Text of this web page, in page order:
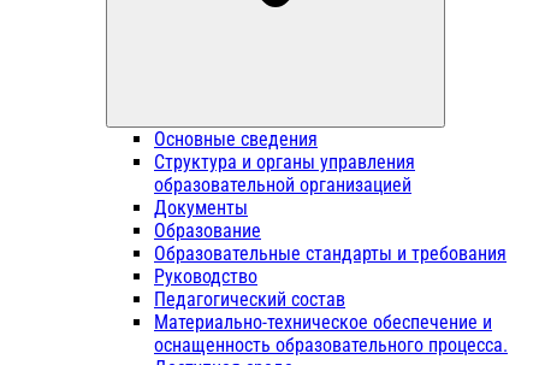
Основные сведения
Структура и органы управления
образовательной организацией
Документы
Образование
Образовательные стандарты и требования
Руководство
Педагогический состав
Материально-техническое обеспечение и
оснащенность образовательного процесса.